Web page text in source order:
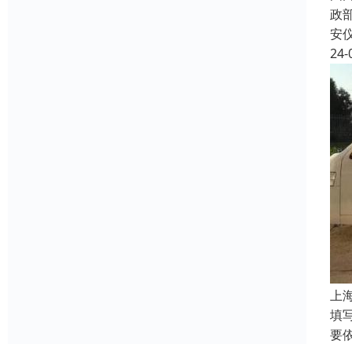
政
安
24-
上
填
要